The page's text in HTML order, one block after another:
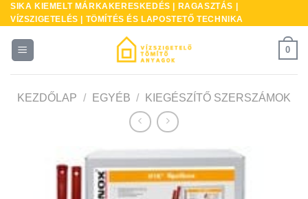
Skip
to
content
SIKA KIEMELT MÁRKAKERESKEDÉS | RAGASZTÁS |
VÍZSZIGETELÉS | TÖMÍTÉS ÉS LAPOSTETŐ TECHNIKA
0
KEZDŐLAP / EGYÉB / KIEGÉSZÍTŐ SZERSZÁMOK